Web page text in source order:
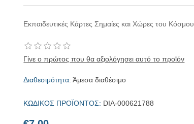
Eκπαιδευτικές Κάρτες Σημαίες και Χώρες του
Γίνε ο πρώτος που θα αξιολόγησει αυτό το προϊόν
Διαθεσιμότητα: Άμεσα διαθέσιμο
ΚΩΔΙΚΟΣ ΠΡΟΪΟΝΤΟΣ: DIA-000621788